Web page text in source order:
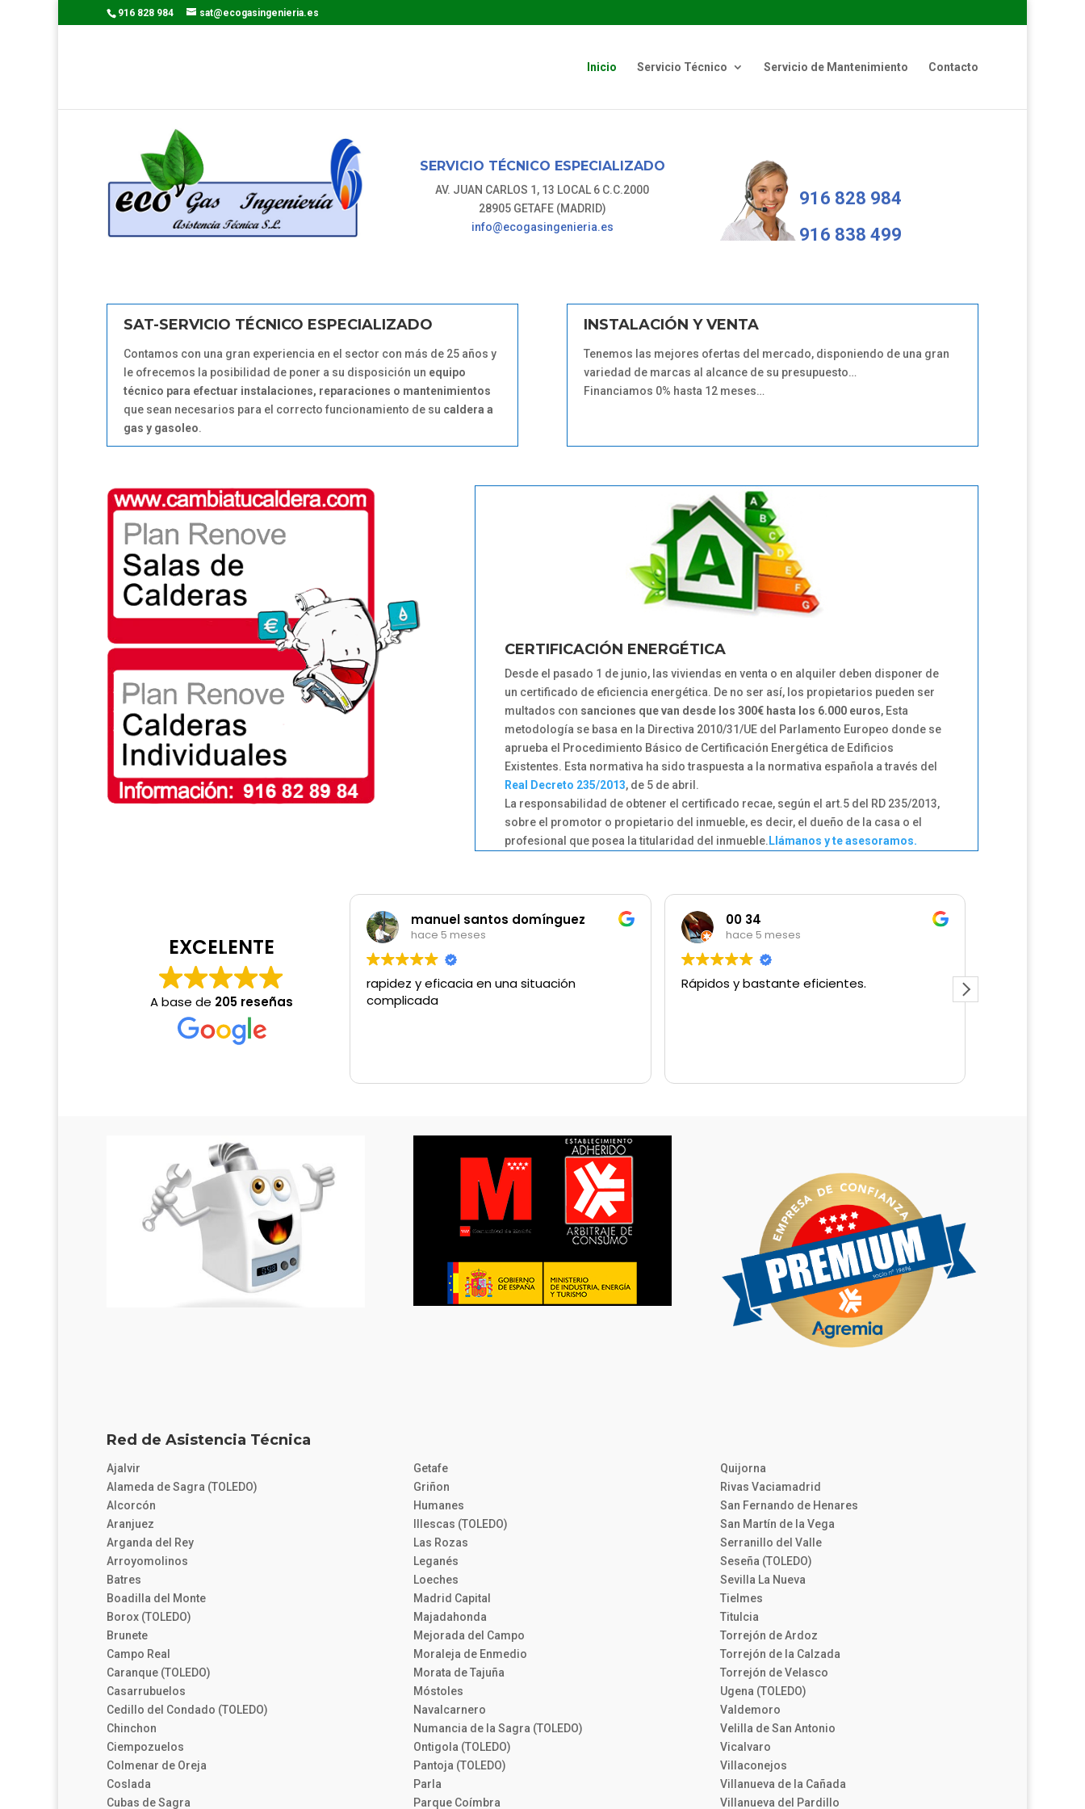
916 828 984 sat@ecogasingenieria.es
Inicio Servicio Técnico Servicio de Mantenimiento Contacto
SERVICIO TÉCNICO ESPECIALIZADO
AV. JUAN CARLOS 1, 13 LOCAL 6 C.C.2000
28905 GETAFE (MADRID)
info@ecogasingenieria.es
916 828 984
916 838 499
SAT-SERVICIO TÉCNICO ESPECIALIZADO
Contamos con una gran experiencia en el sector con más de 25 años y
le ofrecemos la posibilidad de poner a su disposición un equipo
técnico para efectuar instalaciones, reparaciones o mantenimientos
que sean necesarios para el correcto funcionamiento de su caldera a
gas y gasoleo.
INSTALACIÓN Y VENTA
Tenemos las mejores ofertas del mercado, disponiendo de una gran
variedad de marcas al alcance de su presupuesto…
Financiamos 0% hasta 12 meses…
CERTIFICACIÓN ENERGÉTICA
Desde el pasado 1 de junio, las viviendas en venta o en alquiler deben disponer de
un certificado de eficiencia energética. De no ser así, los propietarios pueden ser
multados con sanciones que van desde los 300€ hasta los 6.000 euros, Esta
metodología se basa en la Directiva 2010/31/UE del Parlamento Europeo donde se
aprueba el Procedimiento Básico de Certificación Energética de Edificios
Existentes. Esta normativa ha sido traspuesta a la normativa española a través del
Real Decreto 235/2013, de 5 de abril.
La responsabilidad de obtener el certificado recae, según el art.5 del RD 235/2013,
sobre el promotor o propietario del inmueble, es decir, el dueño de la casa o el
profesional que posea la titularidad del inmueble. Llámanos y te asesoramos.
EXCELENTE
A base de 205 reseñas
manuel santos domínguez
hace 5 meses
rapidez y eficacia en una situación
complicada
00 34
hace 5 meses
Rápidos y bastante eficientes.
Red de Asistencia Técnica
Ajalvir
Alameda de Sagra (TOLEDO)
Alcorcón
Aranjuez
Arganda del Rey
Arroyomolinos
Batres
Boadilla del Monte
Borox (TOLEDO)
Brunete
Campo Real
Caranque (TOLEDO)
Casarrubuelos
Cedillo del Condado (TOLEDO)
Chinchon
Ciempozuelos
Colmenar de Oreja
Coslada
Cubas de Sagra
Getafe
Griñon
Humanes
Illescas (TOLEDO)
Las Rozas
Leganés
Loeches
Madrid Capital
Majadahonda
Mejorada del Campo
Moraleja de Enmedio
Morata de Tajuña
Móstoles
Navalcarnero
Numancia de la Sagra (TOLEDO)
Ontigola (TOLEDO)
Pantoja (TOLEDO)
Parla
Parque Coímbra
Quijorna
Rivas Vaciamadrid
San Fernando de Henares
San Martín de la Vega
Serranillo del Valle
Seseña (TOLEDO)
Sevilla La Nueva
Tielmes
Titulcia
Torrejón de Ardoz
Torrejón de la Calzada
Torrejón de Velasco
Ugena (TOLEDO)
Valdemoro
Velilla de San Antonio
Vicalvaro
Villaconejos
Villanueva de la Cañada
Villanueva del Pardillo